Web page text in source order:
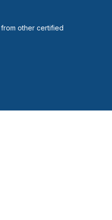
other certified